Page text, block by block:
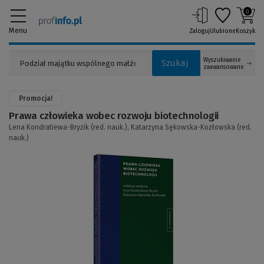
Menu
Szukaj
Wyszukiwanie
zaawansowane
ZalogujUlubione
0
Koszyk
Promocja!
Prawa człowieka wobec rozwoju biotechnologii
Lena Kondratiewa-Bryzik (red. nauk.), Katarzyna Sękowska-Kozłowska (red.
nauk.)